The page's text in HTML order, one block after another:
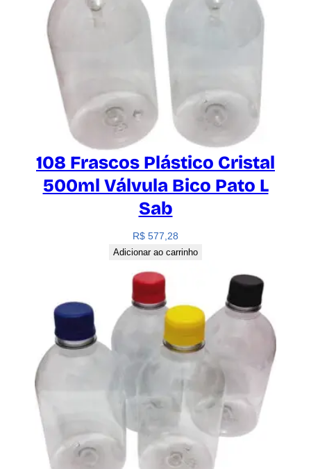
108 Frascos Plástico Cristal
500ml Válvula Bico Pato L
Sab
R$ 577,28
Adicionar ao carrinho